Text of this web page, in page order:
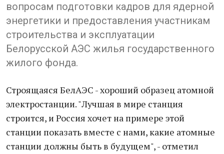
вопросам подготовки кадров для ядерной
энергетики и предоставления участникам
строительства и эксплуатации
Белорусской АЭС жилья государственного
жилого фонда.
Строящаяся БелАЭС - хороший образец атомной
электростанции. "Лучшая в мире станция
строится, и Россия хочет на примере этой
станции показать вместе с нами, какие атомные
станции должны быть в будущем", - отметил